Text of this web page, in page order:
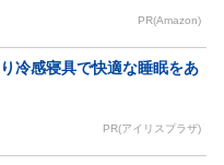
PR(Amazon)
り冷感寝具で快適な睡眠をあ
PR(アイリスプラザ)